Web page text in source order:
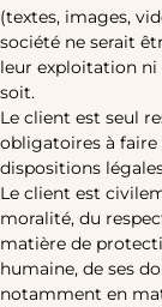
(textes, images,
société ne serait
leur exploitation ni
soit.
Le client est seul
obligatoires à
dispositions
Le client est
moralité, du
matière de
humaine, de ses
notamment en